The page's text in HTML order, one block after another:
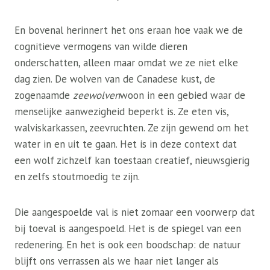
En bovenal herinnert het ons eraan hoe vaak we de
cognitieve vermogens van wilde dieren
onderschatten, alleen maar omdat we ze niet elke
dag zien. De wolven van de Canadese kust, de
zogenaamde zeewolvenwoon in een gebied waar de
menselijke aanwezigheid beperkt is. Ze eten vis,
walviskarkassen, zeevruchten. Ze zijn gewend om het
water in en uit te gaan. Het is in deze context dat
een wolf zichzelf kan toestaan ​​creatief, nieuwsgierig
en zelfs stoutmoedig te zijn.
Die aangespoelde val is niet zomaar een voorwerp dat
bij toeval is aangespoeld. Het is de spiegel van een
redenering. En het is ook een boodschap: de natuur
blijft ons verrassen als we haar niet langer als